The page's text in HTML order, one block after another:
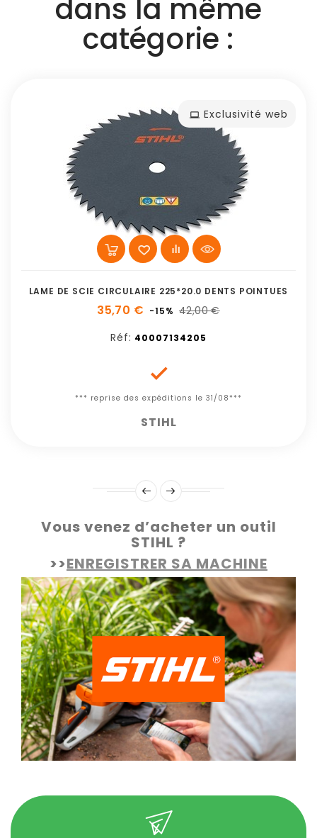
dans la même
catégorie :
Exclusivité web
LAME DE SCIE CIRCULAIRE 225*20.0 DENTS POINTUES
35,70 € -15% 42,00 €
Réf: 40007134205

*** reprise des expéditions le 31/08***
STIHL
Vous venez d’acheter un outil
STIHL ?
>>ENREGISTRER SA MACHINE